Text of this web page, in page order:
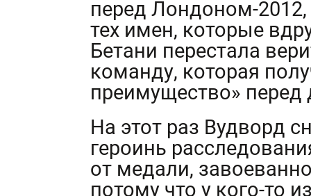
перед Лондоном-
тех имен, которые
Бетани перестала
команду, которая
преимущество» перед
На этот раз Вудворд
героинь
от медали,
потому что у кого-то